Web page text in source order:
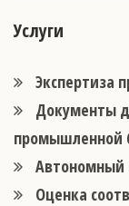
Услуги
Экспертиза
Документы
промышленной
Автономный
Оценка